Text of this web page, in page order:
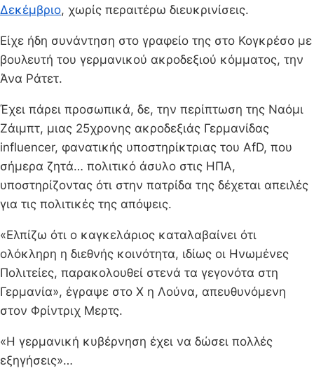
Δεκέμβριο, χωρίς περαιτέρω διευκρινίσεις.
Είχε ήδη συνάντηση στο γραφείο της στο Κογκρέσο με
βουλευτή του γερμανικού ακροδεξιού κόμματος, την
Άνα Ράτετ.
Έχει πάρει προσωπικά, δε, την περίπτωση της Ναόμι
Ζάιμπτ, μιας 25χρονης ακροδεξιάς Γερμανίδας
influencer, φανατικής υποστηρίκτριας του AfD, που
σήμερα ζητά… πολιτικό άσυλο στις ΗΠΑ,
υποστηρίζοντας ότι στην πατρίδα της δέχεται απειλές
για τις πολιτικές της απόψεις.
«Ελπίζω ότι ο καγκελάριος καταλαβαίνει ότι
ολόκληρη η διεθνής κοινότητα, ιδίως οι Ηνωμένες
Πολιτείες, παρακολουθεί στενά τα γεγονότα στη
Γερμανία», έγραψε στο Χ η Λούνα, απευθυνόμενη
στον Φρίντριχ Μερτς.
«Η γερμανική κυβέρνηση έχει να δώσει πολλές
εξηγήσεις»…